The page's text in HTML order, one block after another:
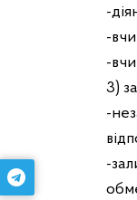
-
-
-
3)
-
-